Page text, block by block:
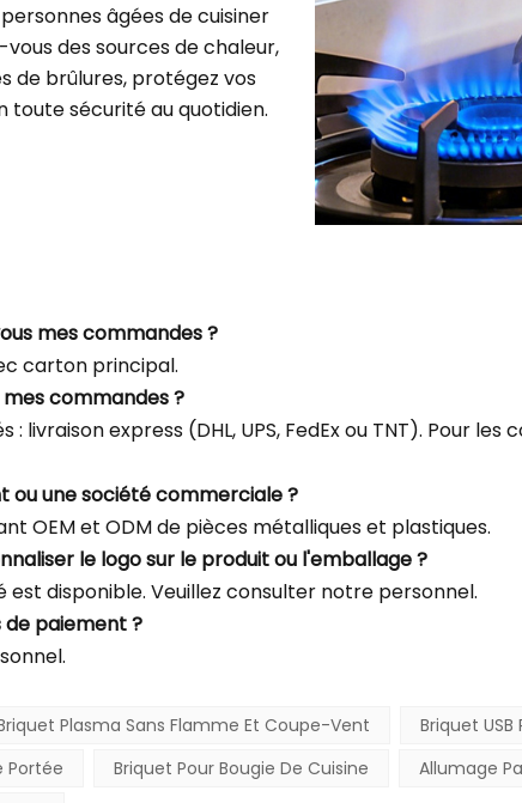
âgées de cuisiner
des sources de chaleur,
de brûlures, protégez vos
toute sécurité au quotidien.
mes commandes ?
carton principal.
commandes ?
: livraison express (DHL, UPS, FedEx ou TNT). Pour
ou une société commerciale ?
OEM et ODM de pièces métalliques et plastiques.
le logo sur le produit ou l'emballage ?
est disponible. Veuillez consulter notre personnel.
de paiement ?
Plasma Sans Flamme Et Coupe-Vent
Briquet
Portée
Briquet Pour Bougie De Cuisine
Allumage